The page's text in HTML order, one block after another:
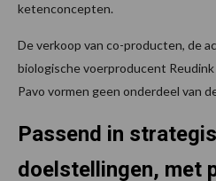
ketenconcepten.
De verkoop van co-producten, de
biologische voerproducent
Pavo vormen geen onderdeel van
Passend in
doelstellingen, met